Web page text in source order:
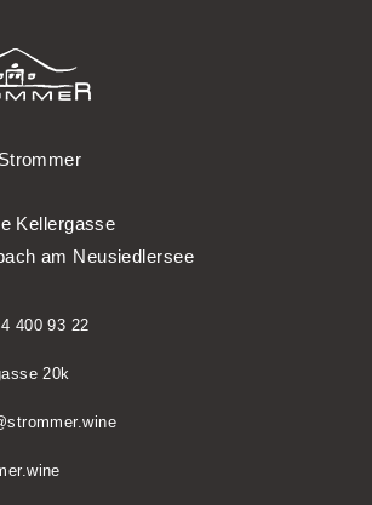
Kellergasse
am Neusiedlersee
400 93 22
20k